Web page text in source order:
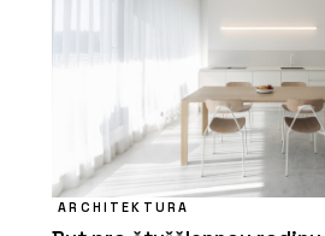
ARCHITEKTURA